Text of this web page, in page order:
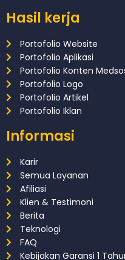
Hasil kerja
Portofolio Website
Portofolio Aplikasi
Portofolio Konten
Portofolio Logo
Portofolio Artikel
Portofolio Iklan
Informasi
Karir
Semua Layanan
Afiliasi
Klien & Testimoni
Berita
Teknologi
FAQ
Kebijakan Garansi 1